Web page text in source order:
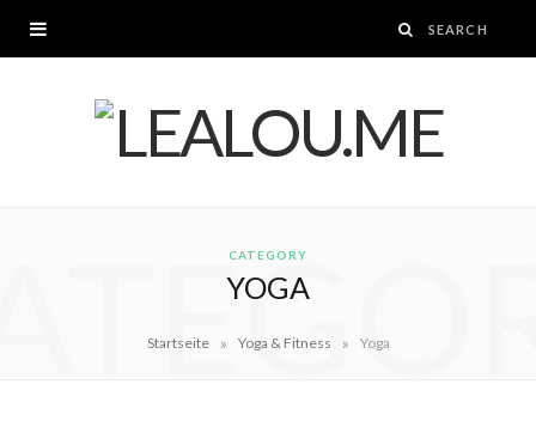
CATEGORY
YOGA
Startseite » Yoga & Fitness » Yoga